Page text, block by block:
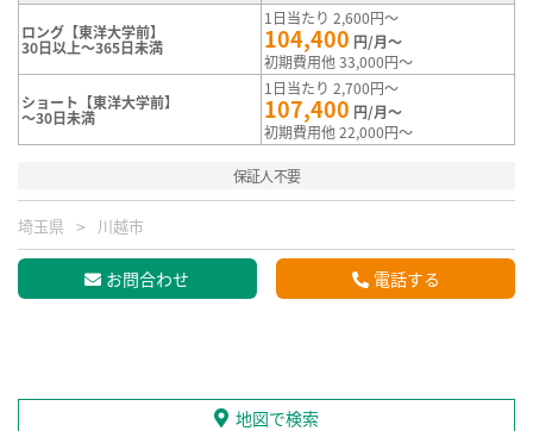
ロング【東洋大学前】
30日以上～365日未満
1日当たり 2,600円～
104,400 円/月～
初期費用他 33,000円～
ショート【東洋大学前】
～30日未満
1日当たり 2,700円～
107,400 円/月～
初期費用他 22,000円～
保証人不要
埼玉県 川越市
お問合わせ 電話する
地図で検索